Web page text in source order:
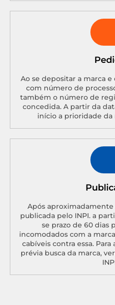
Ao se depositar a marca
com número de
também o número de
concedida. A partir da
início a prioridade da
Após aproximadamente
publicada pelo INPI. a
se prazo de 60 dias
incomodados com a
cabíveis contra essa.
prévia busca da marca,